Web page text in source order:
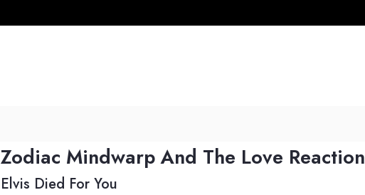
Zodiac Mindwarp And The Love Reaction
Elvis Died For You